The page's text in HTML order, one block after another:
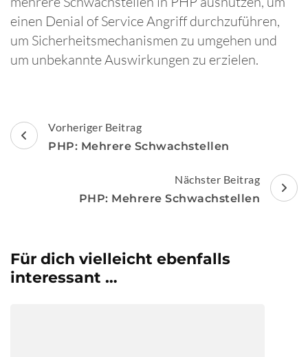
einen Denial of Service Angriff durchzuführen,
um Sicherheitsmechanismen zu umgehen und
um unbekannte Auswirkungen zu erzielen.
Beitragsnavigation
Vorheriger Beitrag
PHP: Mehrere Schwachstellen
Nächster Beitrag
PHP: Mehrere Schwachstellen
Für dich vielleicht ebenfalls
interessant …